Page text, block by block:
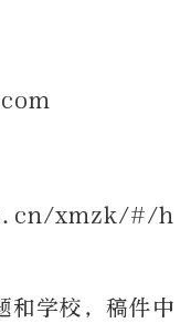
xmzk/#/h
和学校，稿件中